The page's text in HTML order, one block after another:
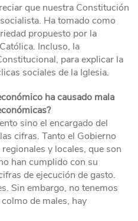
que nuestra Constitución
Ha tomado como
propuesto por la
Incluso, la
para explicar la
sociales de la Iglesia.
ha causado mala
sino el encargado del
cifras. Tanto el Gobierno
y locales, que son
han cumplido con su
de ejecución de gasto.
Sin embargo, no tenemos
de males, hay